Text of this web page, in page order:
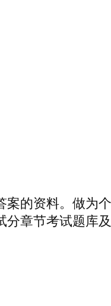
的资料。做为
章节考试题库及